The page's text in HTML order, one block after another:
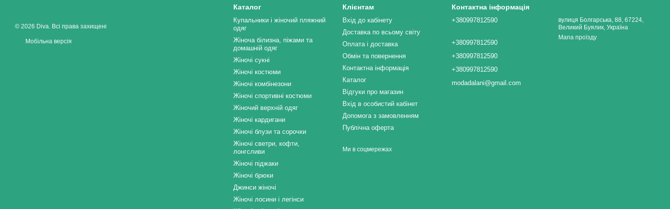
© 2026 Diva. Всі права захищені
Мобільна версія
Каталог
Купальники і жіночий пляжний
одяг
Жіноча білизна, піжами та
домашній одяг
Жіночі сукні
Жіночі костюми
Жіночі комбінезони
Жіночі спортивні костюми
Жіночий верхній одяг
Жіночі кардигани
Жіночі блузи та сорочки
Жіночі светри, кофти,
лонгсливи
Жіночі піджаки
Жіночі брюки
Джинси жіночі
Жіночі лосини і легінси
Клієнтам
Вхід до кабінету
Доставка по всьому світу
Оплата і доставка
Обмін та повернення
Контактна інформація
Каталог
Відгуки про магазин
Вхід в особистий кабінет
Допомога з замовленням
Публічна оферта
Ми в соцмережах
Контактна інформація
+380997812590
+380997812590
+380997812590
+380997812590
modadalani@gmail.com
вулиця Болгарська, 88, 67224,
Великий Буялик, Україна
Мапа проїзду